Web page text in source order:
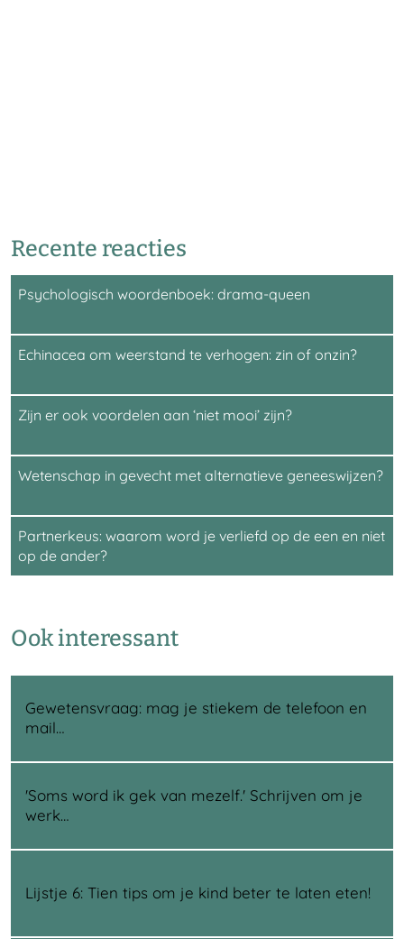
Recente reacties
Psychologisch woordenboek: drama-queen
Echinacea om weerstand te verhogen: zin of onzin?
Zijn er ook voordelen aan ‘niet mooi’ zijn?
Wetenschap in gevecht met alternatieve geneeswijzen?
Partnerkeus: waarom word je verliefd op de een en niet
op de ander?
Ook interessant
Gewetensvraag: mag je stiekem de telefoon en
mail…
'Soms word ik gek van mezelf.' Schrijven om je
werk…
Lijstje 6: Tien tips om je kind beter te laten eten!